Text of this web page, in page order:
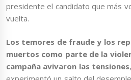
presidente el candidato que más
vuelta.
Los temores de fraude y los
muertos como parte de la
campaña avivaron las tensiones